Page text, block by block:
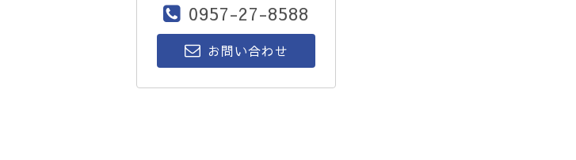
0957-27-8588
お問い合わせ